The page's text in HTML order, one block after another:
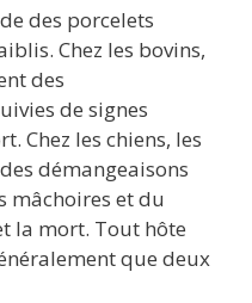
des porcelets
Chez les bovins,
des
de signes
Chez les chiens, les
démangeaisons
mâchoires et du
la mort. Tout hôte
que deux